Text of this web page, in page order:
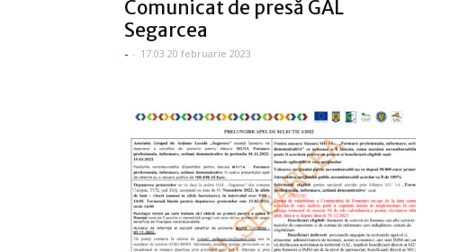
Comunicat de presă GAL
Segarcea
- - 17:03 20 februarie 2023